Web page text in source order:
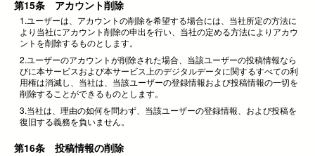
第15条 アカウント削除
1.ユーザーは、アカウントの削除を希望する場合には、当社所定の方法に
より当社にアカウント削除の申出を行い、当社の定める方法によりアカウ
ントを削除するものとします。
2.ユーザーのアカウントが削除された場合、当該ユーザーの投稿情報なら
びに本サービスおよび本サービス上のデジタルデータに関するすべての利
用権は消滅し、当社は、当該ユーザーの登録情報および投稿情報の一切を
削除することができるものとします。
3.当社は、理由の如何を問わず、当該ユーザーの登録情報、および投稿を
復旧する義務を負いません。
第16条 投稿情報の削除